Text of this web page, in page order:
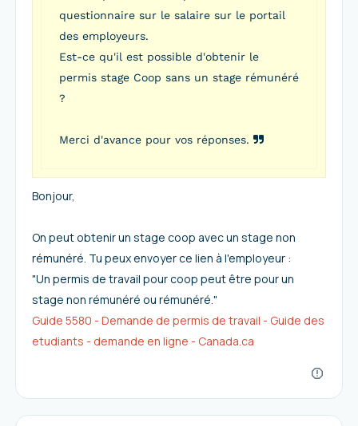
questionnaire sur le salaire sur le portail
des employeurs.
Est-ce qu'il est possible d'obtenir le
permis stage Coop sans un stage rémunéré
?
Merci d'avance pour vos réponses.
Bonjour,
On peut obtenir un stage coop avec un stage non
rémunéré. Tu peux envoyer ce lien à l'employeur :
"Un permis de travail pour coop peut être pour un
stage non rémunéré ou rémunéré."
Guide 5580 - Demande de permis de travail - Guide des
etudiants - demande en ligne - Canada.ca